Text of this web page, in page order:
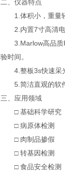
二、仪器特点
1.体积小，重量轻
2.内置7寸高清电
3.Marlow高品质
验时间。
4.整板3s快速采光
5.简洁直观的软件
三、应用领域
□ 基础科学研究
□ 病原体检测
□ 肉制品掺假
□ 转基因检测
□ 食品安全检测